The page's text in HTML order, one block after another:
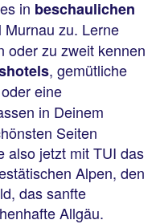
in beschaulichen
zu. Lerne
oder zu zweit kennen
, gemütliche
oder eine
in Deinem
Seiten
also jetzt mit TUI das
Alpen, den
das sanfte
Allgäu.